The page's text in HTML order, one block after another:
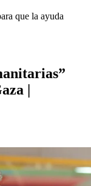
que la ayuda
|